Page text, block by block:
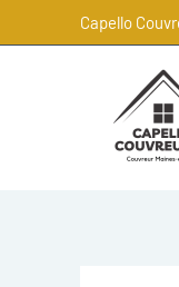
Capello